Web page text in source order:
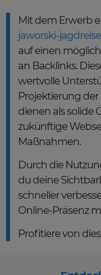
Mit dem Erwerb
jaworski-
auf einen
an Backlinks.
wertvolle
Projektierung
dienen als solide
zukünftige
Maßnahmen.
Durch die
du deine
schneller
Online-Präsenz
Profitiere von